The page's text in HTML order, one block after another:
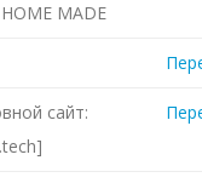
MADE
сайт: